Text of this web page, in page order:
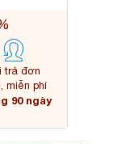
trả đơn
miễn phí
90 ngày